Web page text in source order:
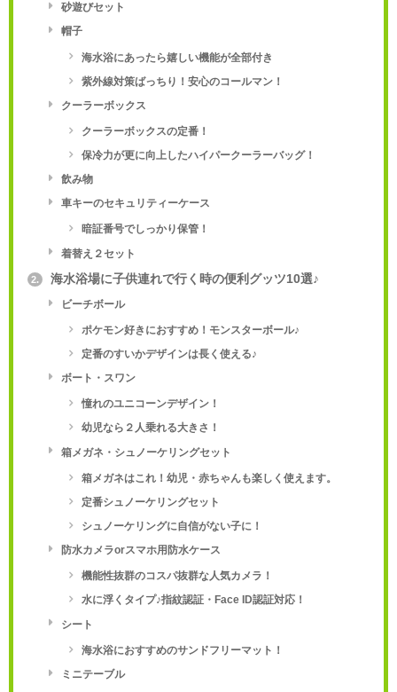
砂遊びセット
帽子
海水浴にあったら嬉しい機能が全部付き
紫外線対策ばっちり！安心のコールマン！
クーラーボックス
クーラーボックスの定番！
保冷力が更に向上したハイパークーラーバッグ！
飲み物
車キーのセキュリティーケース
暗証番号でしっかり保管！
着替え２セット
2. 海水浴場に子供連れで行く時の便利グッツ10選♪
ビーチボール
ポケモン好きにおすすめ！モンスターボール♪
定番のすいかデザインは長く使える♪
ボート・スワン
憧れのユニコーンデザイン！
幼児なら２人乗れる大きさ！
箱メガネ・シュノーケリングセット
箱メガネはこれ！幼児・赤ちゃんも楽しく使えます。
定番シュノーケリングセット
シュノーケリングに自信がない子に！
防水カメラorスマホ用防水ケース
機能性抜群のコスパ抜群な人気カメラ！
水に浮くタイプ♪指紋認証・Face ID認証対応！
シート
海水浴におすすめのサンドフリーマット！
ミニテーブル